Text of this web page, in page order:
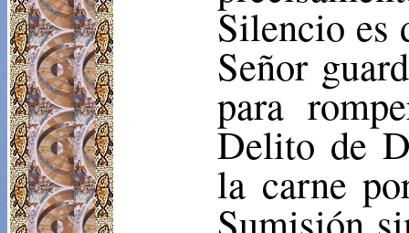
Silencio es
Señor
para
Delito de
la carne